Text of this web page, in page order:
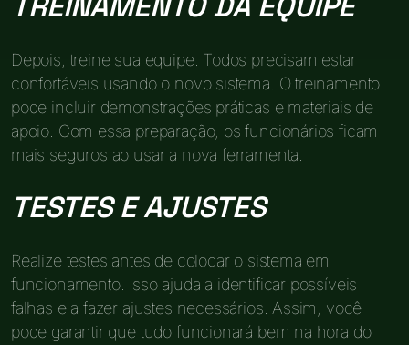
Depois, treine sua equipe. Todos precisam estar
confortáveis usando o novo sistema. O treinamento
pode incluir demonstrações práticas e materiais de
apoio. Com essa preparação, os funcionários ficam
mais seguros ao usar a nova ferramenta.
TESTES E AJUSTES
Realize testes antes de colocar o sistema em
funcionamento. Isso ajuda a identificar possíveis
falhas e a fazer ajustes necessários. Assim, você
pode garantir que tudo funcionará bem na hora do